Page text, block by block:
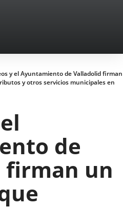
y el Ayuntamiento de Valladolid firman
y otros servicios municipales en
de
firman un